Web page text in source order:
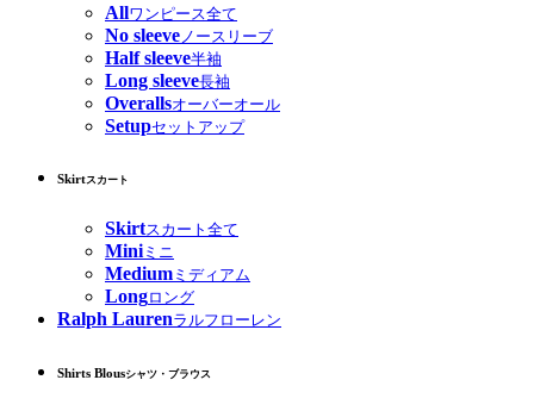
Allワンピース全て
No sleeve ノースリーブ
Half sleeve半袖
Long sleeve長袖
Overallsオーバーオール
Setupセットアップ
Skirtスカート
Skirtスカート全て
Miniミニ
Medium ミディアム
Longロング
Ralph Laurenラルフローレン
Shirts Blousシャツ・ブラウス